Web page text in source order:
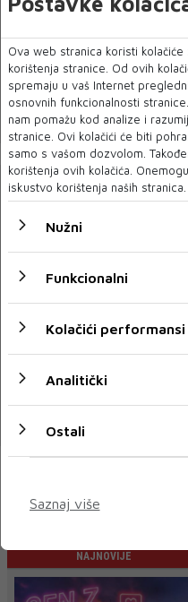
Mostarska petorka
trgovine ljudima
17 OŽU 2023
dalje bez rezultata
NAJNOVIJE
Ova web stranica koristi
korištenja stranice. Od ovih
spremaju u vaš Internet
osnovnih funkcionalnosti
nam pomažu kod analize i
stranice. Ovi kolačići će biti
samo s vašom dozvolom.
korištenja ovih kolačića.
iskustvo korištenja naših stranica.
Nužni
Funkcionalni
Kolačići performansi
Analitički
Ostali
Saznaj više